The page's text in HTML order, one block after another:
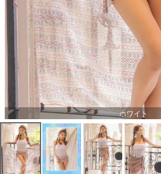
ホワイト